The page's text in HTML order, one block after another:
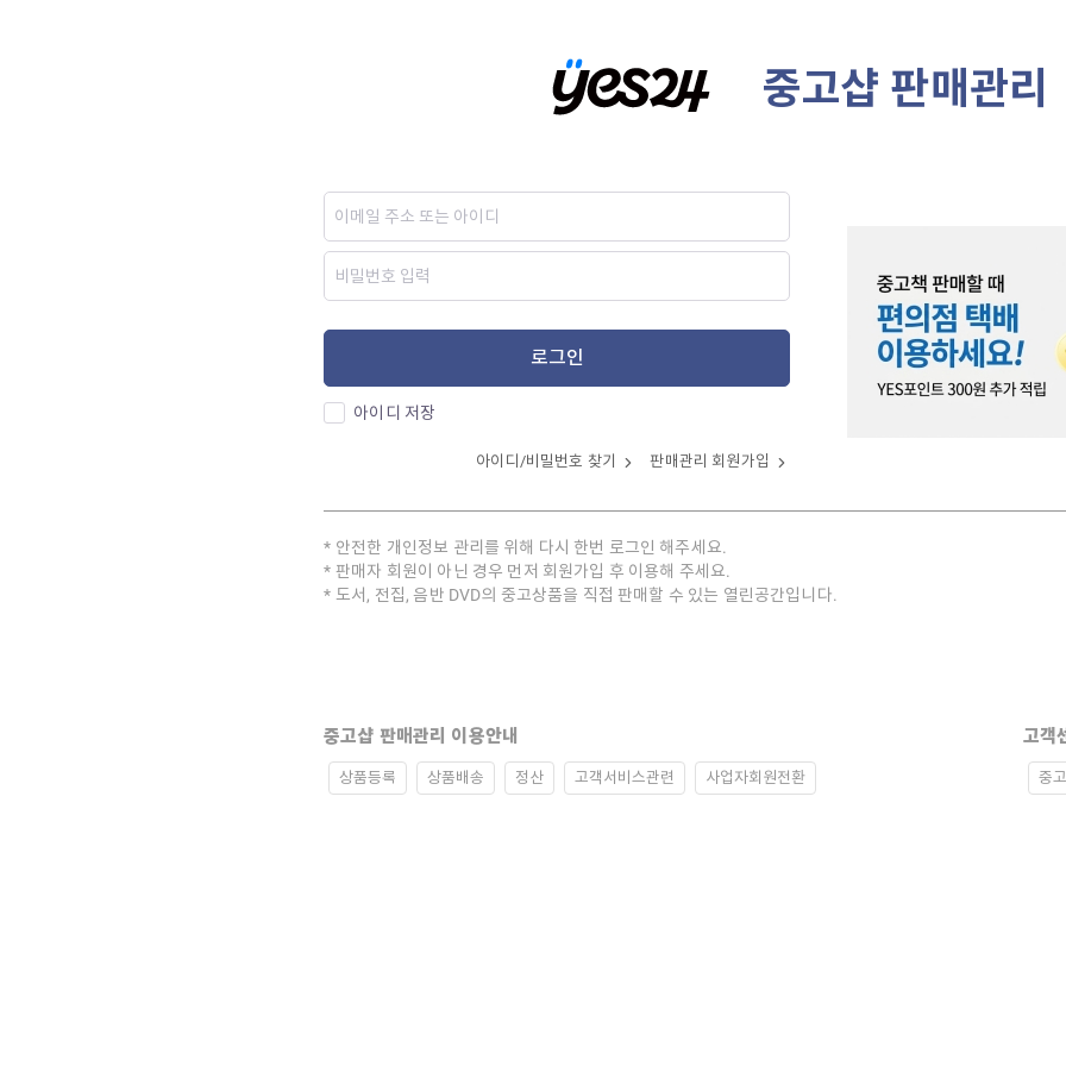
중고샵 판매관리
로그인
아이디 저장
아이디/비밀번호 찾기 판매관리 회원가입
안전한 개인정보 관리를 위해 다시 한번 로그인 해주세요.
판매자 회원이 아닌 경우 먼저 회원가입 후 이용해 주세요.
도서, 전집, 음반 DVD의 중고상품을 직접 판매할 수 있는 열린공간입니다.
중고샵 판매관리 이용안내
상품등록 상품배송 정산 고객서비스관련 사업자회원전환
고객
중